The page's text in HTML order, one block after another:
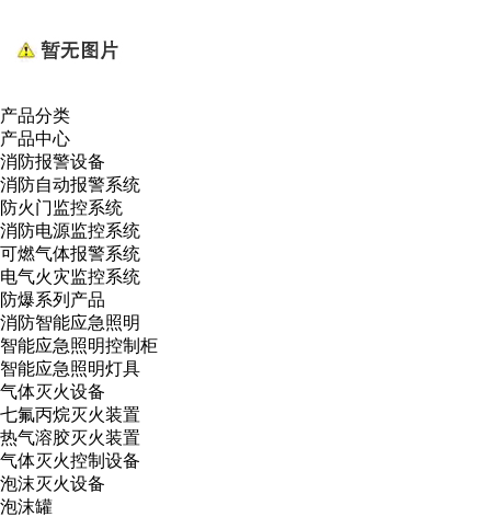
产品分类
产品中心
消防报警设备
消防自动报警系统
防火门监控系统
消防电源监控系统
可燃气体报警系统
电气火灾监控系统
防爆系列产品
消防智能应急照明
智能应急照明控制柜
智能应急照明灯具
气体灭火设备
七氟丙烷灭火装置
热气溶胶灭火装置
气体灭火控制设备
泡沫灭火设备
泡沫罐